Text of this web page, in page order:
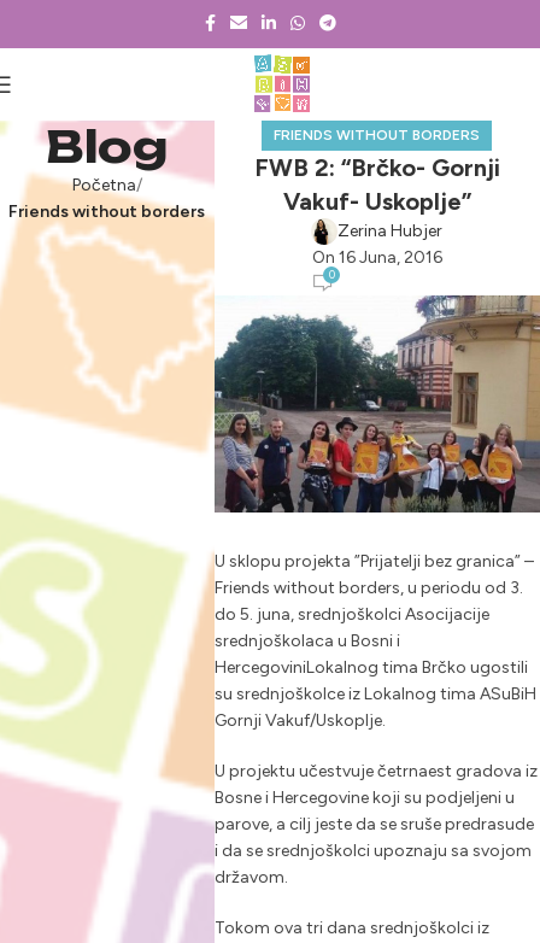
Blog
Početna
Friends without borders
FRIENDS WITHOUT BORDERS
FWB 2: “Brčko- Gornji
Vakuf- Uskoplje”
Zerina Hubjer
On 16 Juna, 2016
0
U sklopu projekta ”Prijatelji bez granica” –
Friends without borders, u periodu od 3.
do 5. juna, srednjoškolci Asocijacije
srednjoškolaca u Bosni i
HercegoviniLokalnog tima Brčko ugostili
su srednjoškolce iz Lokalnog tima ASuBiH
Gornji Vakuf/Uskoplje.
U projektu učestvuje četrnaest gradova iz
Bosne i Hercegovine koji su podjeljeni u
parove, a cilj jeste da se sruše predrasude
i da se srednjoškolci upoznaju sa svojom
državom.
Tokom ova tri dana srednjoškolci iz